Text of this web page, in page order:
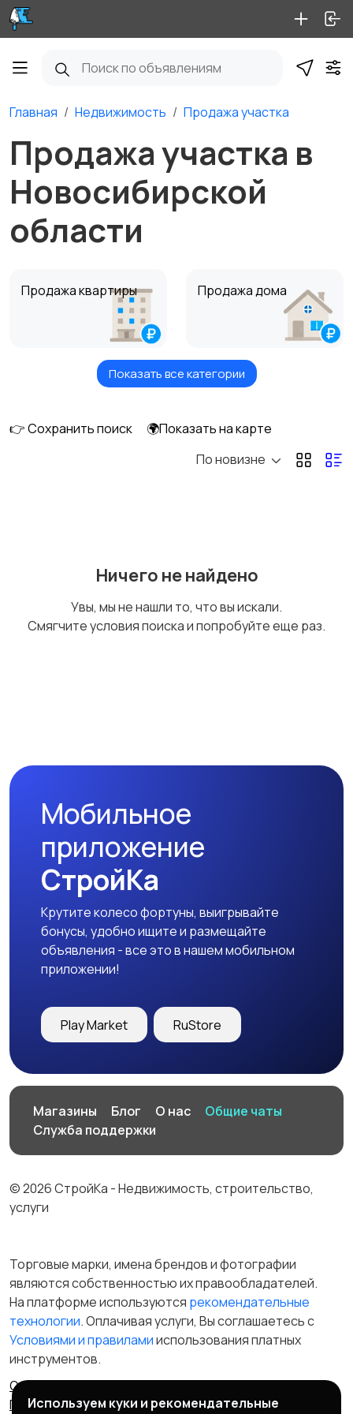
Главная Недвижимость Продажа участка
Продажа участка в
Новосибирской
области
Продажа квартиры Продажа дома
Продажа комнаты Продажа участка
Аренда комнаты
недвижимость
Показать все категории
👉 Сохранить поиск
🌍Показать на карте
По новизне
Ничего не найдено
Увы, мы не нашли то, что вы искали.
Смягчите условия поиска и попробуйте еще раз.
Мобильное
приложение
СтройКа
Крутите колесо фортуны, выигрывайте
бонусы, удобно ищите и размещайте
объявления - все это в нашем мобильном
приложении!
Play Market RuStore
Магазины Блог О нас
Общие чаты
Служба поддержки
© 2026 СтройКа - Недвижимость, строительство,
услуги
Торговые марки, имена брендов и фотографии
являются собственностью их правообладателей.
На платформе используются рекомендательные
технологии. Оплачивая услуги, Вы соглашаетесь c
Условиями и правиламииспользования платных
инструментов.
Отказ от ответственности
Правила сервиса
Политика конфиденциальности
Пользовательское
Используем куки и рекомендательные